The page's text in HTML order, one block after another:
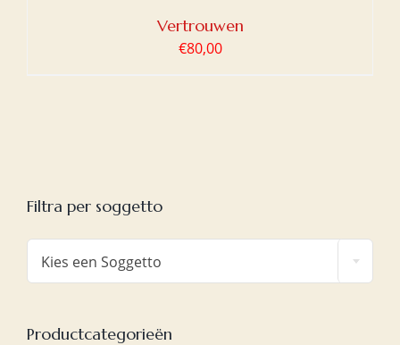
Vertrouwen
€80,00
Filtra per soggetto
Kies een Soggetto
Productcategorieën